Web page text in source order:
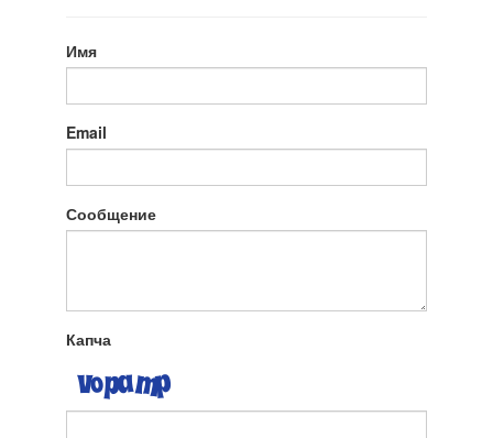
Имя
Email
Сообщение
Капча